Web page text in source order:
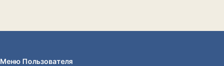
Меню Пользователя